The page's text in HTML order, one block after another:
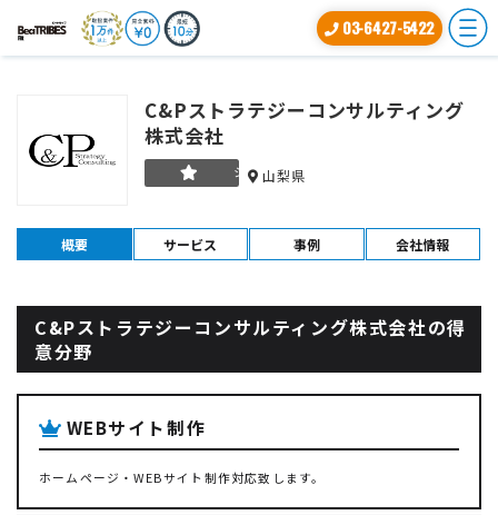
03-6427-5422
C&Pストラテジーコンサルティング
株式会社
シルバー山梨県
概要 サービス 事例 会社情報
C&Pストラテジーコンサルティング株式会社の得
意分野
WEBサイト制作
ホームページ・WEBサイト制作対応致します。